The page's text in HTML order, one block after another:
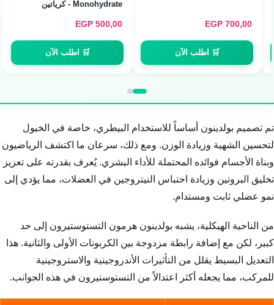
700,00
EGP
🛒 اطلب الآن
500,00
EGP
🛒 اطلب الآن
تم تصميم بولدينون أساساً للاستخدام البيطري، خاصة في الخيول
لتحسين الشهية وزيادة الوزن. ومع ذلك، سرعان ما اكتشف الرياضيون
وبناة الأجسام فوائده المحتملة للأداء البشري. يُعرف بقدرته على تعزيز
تخليق البروتين وزيادة احتباس النيتروجين في العضلات، مما يؤدي إلى
نمو عضلي ثابت ومستدام.
من الناحية الهيكلية، يشبه بولدينون هرمون التستوستيرون إلى حد
كبير، لكن مع إضافة رابطة مزدوجة بين الكربونات الأولى والثانية. هذا
التعديل البسيط يقلل من التأثيرات الأندروجينية والاستروجينية
للمركب، مما يجعله أكثر اعتدالاً من التستوستيرون في هذه الجوانب.